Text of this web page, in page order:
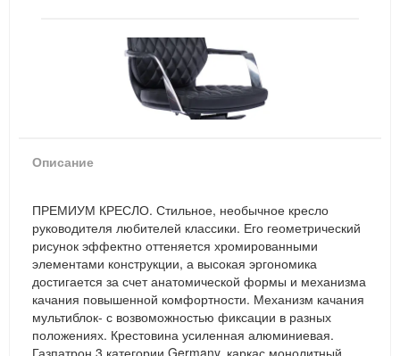
Описание
ПРЕМИУМ КРЕСЛО. Стильное, необычное кресло
руководителя любителей классики. Его геометрический
рисунок эффектно оттеняется хромированными
элементами конструкции, а высокая эргономика
достигается за счет анатомической формы и механизма
качания повышенной комфортности. Механизм качания
мультиблок- с возвоможностью фиксации в разных
положениях. Крестовина усиленная алюминиевая.